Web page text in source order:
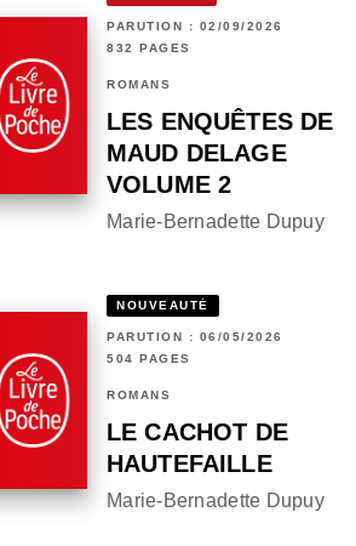
PARUTION : 02/09/2026
832 PAGES
ROMANS
LES ENQUÊTES DE
MAUD DELAGE
VOLUME 2
Marie-Bernadette Dupuy
NOUVEAUTÉ
PARUTION : 06/05/2026
504 PAGES
ROMANS
LE CACHOT DE
HAUTEFAILLE
Marie-Bernadette Dupuy